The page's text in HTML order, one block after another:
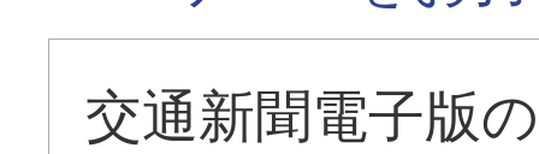
交通新聞電子版